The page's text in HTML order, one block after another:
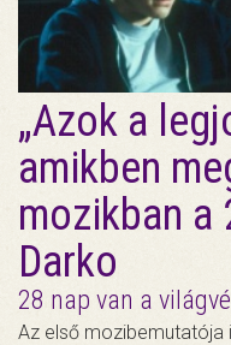
„Azok a
amikben
mozikban a
Darko
28 nap van a
Az első mozibemutatója